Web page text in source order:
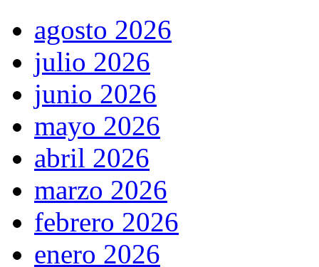
agosto 2026
julio 2026
junio 2026
mayo 2026
abril 2026
marzo 2026
febrero 2026
enero 2026